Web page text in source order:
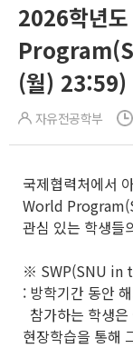
2026학년
(월) 23:59)
자유전공학부
국제협력처에서
World
관심 있는 학생들
※ SWP(SNU in
: 방학기간 동안
참가하는 학생
현장학습을 통해